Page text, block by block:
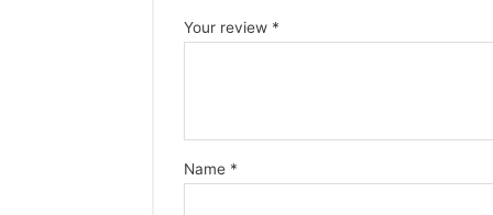
Your review *
Name *